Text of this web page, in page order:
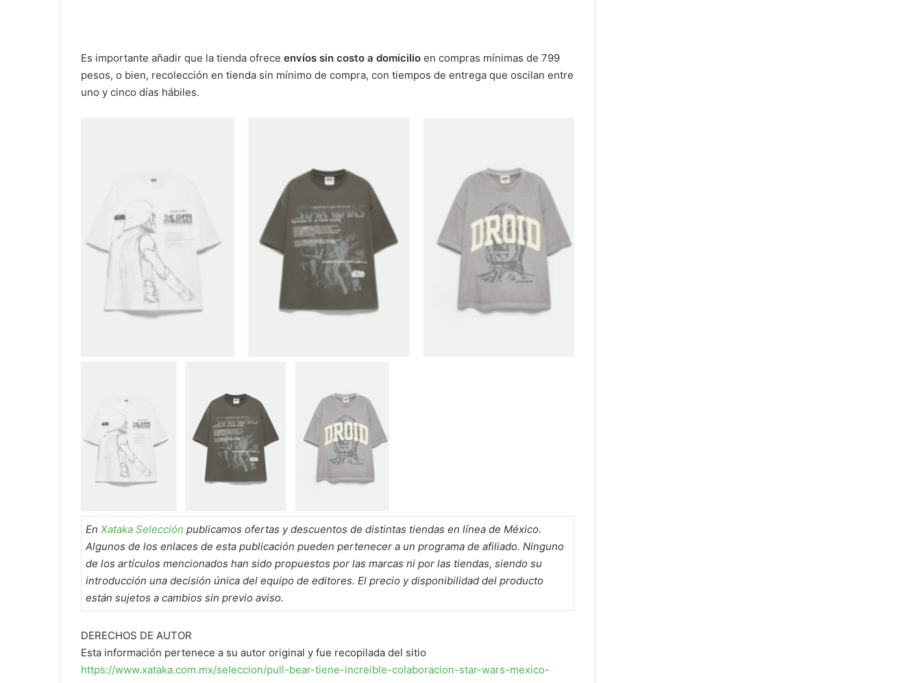
Es importante añadir que la tienda ofrece envíos sin costo a domicilio en compras mínimas de 799
pesos, o bien, recolección en tienda sin mínimo de compra, con tiempos de entrega que oscilan entre
uno y cinco días hábiles.
En Xataka Selección publicamos ofertas y descuentos de distintas tiendas en línea de México.
Algunos de los enlaces de esta publicación pueden pertenecer a un programa de afiliado. Ninguno
de los artículos mencionados han sido propuestos por las marcas ni por las tiendas, siendo su
introducción una decisión única del equipo de editores. El precio y disponibilidad del producto
están sujetos a cambios sin previo aviso.
DERECHOS DE AUTOR
Esta información pertenece a su autor original y fue recopilada del sitio
https://www.xataka.com.mx/seleccion/pull-bear-tiene-increible-colaboracion-star-wars-mexico-